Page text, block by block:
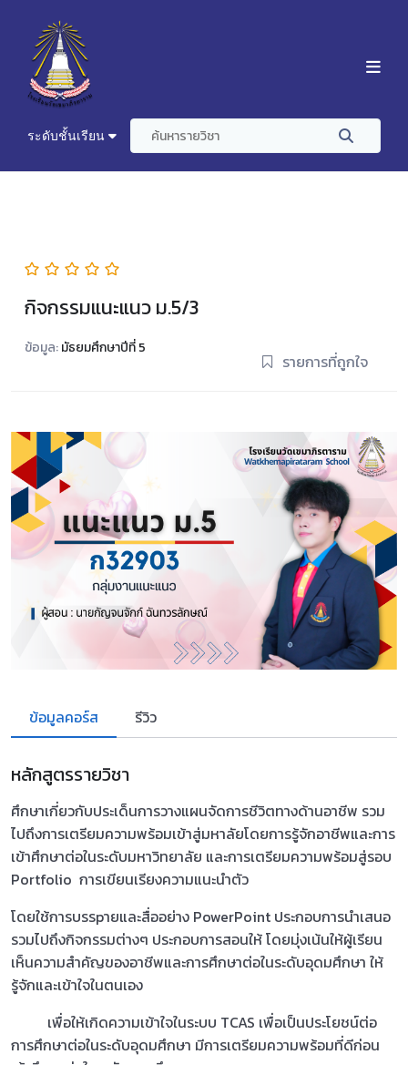
ระดับชั้นเรียน
กิจกรรมแนะแนว ม.5/3
ข้อมูล:มัธยมศึกษาปีที่ 5
รายการที่ถูกใจ
ข้อมูลคอร์ส รีวิว
หลักสูตรรายวิชา
ศึกษาเกี่ยวกับประเด็นการวางแผนจัดการชีวิตทางด้านอาชีพ รวม
ไปถึงการเตรียมความพร้อมเข้าสู่มหาลัยโดยการรู้จักอาชีพและการ
เข้าศึกษาต่อในระดับมหาวิทยาลัย และการเตรียมความพร้อมสู่รอบ
Portfolio การเขียนเรียงความแนะนำตัว
โดยใช้การบรรpายและสื่ออย่าง PowerPoint ประกอบการนำเสนอ
รวมไปถึงกิจกรรมต่างๆ ประกอบการสอนให้ โดยมุ่งเน้นให้ผู้เรียน
เห็นความสำคัญของอาชีพและการศึกษาต่อในระดับอุดมศึกษา ให้
รู้จักและเข้าใจในตนเอง
เพื่อให้เกิดความเข้าใจในระบบ TCAS เพื่อเป็นประโยชน์ต่อ
การศึกษาต่อในระดับอุดมศึกษา มีการเตรียมความพร้อมที่ดีก่อน